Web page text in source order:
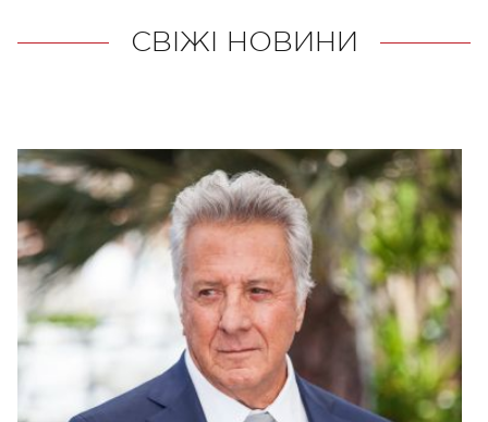
СВІЖІ НОВИНИ